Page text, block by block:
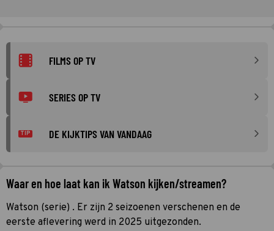
FILMS OP TV
SERIES OP TV
TIP DE KIJKTIPS VAN VANDAAG
Waar en hoe laat kan ik Watson kijken/streamen?
Watson (serie) . Er zijn 2 seizoenen verschenen en de
eerste aflevering werd in 2025 uitgezonden.